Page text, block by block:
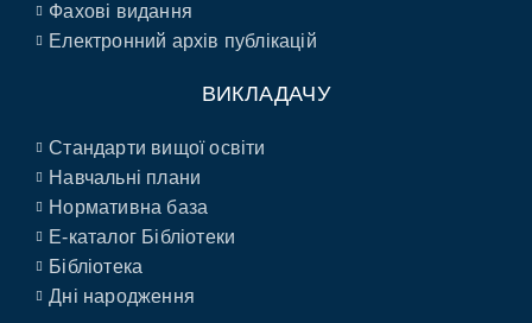
Фахові видання
Електронний архів публікацій
ВИКЛАДАЧУ
Стандарти вищої освіти
Навчальні плани
Нормативна база
E-каталог Бібліотеки
Бібліотека
Дні народження